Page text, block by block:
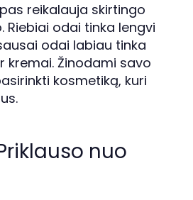
reikalauja skirtingo
Riebiai odai tinka lengvi
odai labiau tinka
kremai. Žinodami savo
kosmetiką, kuri
nuo